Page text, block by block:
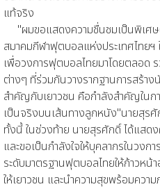
แท้จริง
"ผมขอแสดงความชื่นชมเป็นพิเศ
สมาคมกีฬาฟุตบอลแห่งประเทศไทยฯ
เพื่อวงการฟุตบอลไทยมาโดยตลอด
ต่างๆ ที่ร่วมกันวางรากฐานการสร้าง
สำคัญกับเยาวชน คือกำลังสำคัญในก
เป็นจริงบนเส้นทางลูกหนัง"นายสุรศั
ทั้งนี้ ในช่วงท้าย นายสุรศักดิ์ ได้แสด
และขอเป็นกำลังใจให้บุคลากรในว
ระดับมาตรฐานฟุตบอลไทยให้ก้าวหน้
ให้เยาวชน และนำความสุขพร้อมควา